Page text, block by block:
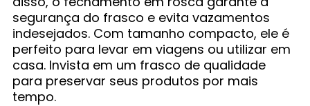
segurança do frasco e evita vazamentos
indesejados. Com tamanho compacto, ele é
perfeito para levar em viagens ou utilizar em
casa. Invista em um frasco de qualidade
para preservar seus produtos por mais
tempo.